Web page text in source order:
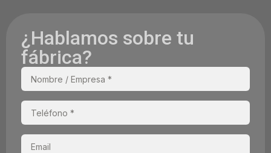
¿Hablamos sobre tu
fábrica?